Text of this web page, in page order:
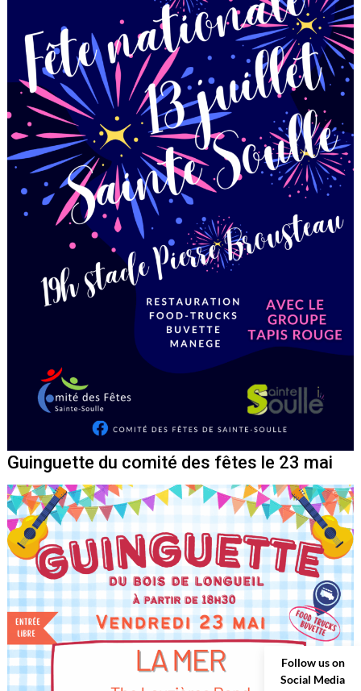
Guinguette du comité des fêtes le 23 mai
Follow us on
Social Media